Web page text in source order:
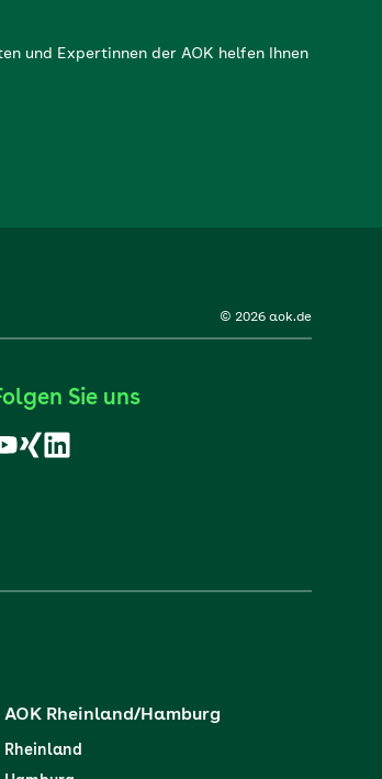
und Expertinnen der AOK helfen Ihnen
© 2026 aok.de
Sie uns
AOK Rheinland/Hamburg
Rheinland